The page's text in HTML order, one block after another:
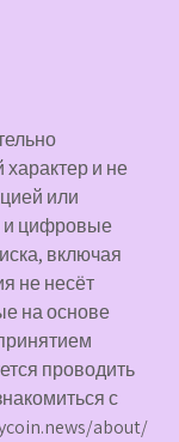
и не
или
и цифровые
включая
не несёт
на основе
проводить
с
about/